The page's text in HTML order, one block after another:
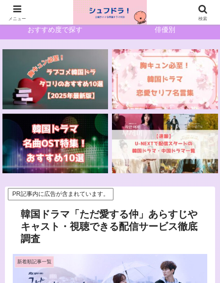
おすすめ度で探す 俳優別
PR記事内に広告が含まれています。
韓国ドラマ「ただ愛する仲」あらすじや
キャスト・視聴できる配信サービス徹底
調査
新着順記事一覧
メニュー 検索